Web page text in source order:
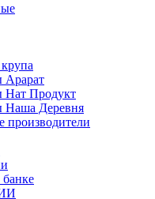
Арарат
Нат Продукт
Наша Деревня
производители